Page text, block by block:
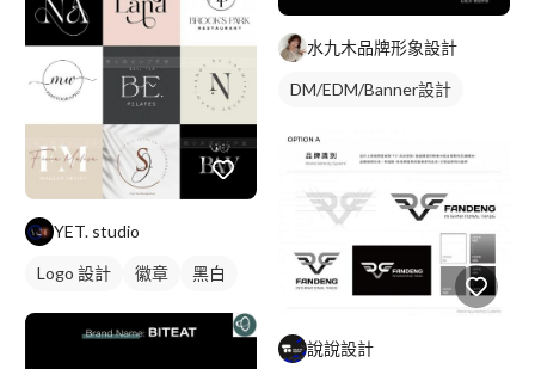
YET. studio
Logo 設計 徽章 黑白
水九木品牌形象設計
DM/EDM/Banner設計
說說設計